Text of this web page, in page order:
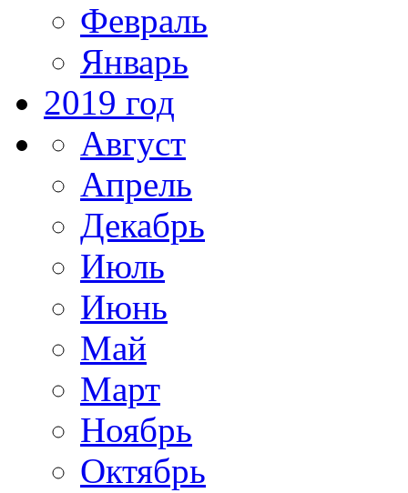
Февраль
Январь
2019 год
Август
Апрель
Декабрь
Июль
Июнь
Май
Март
Ноябрь
Октябрь